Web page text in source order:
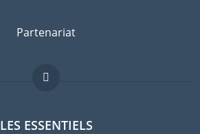
Partenariat
LES ESSENTIELS